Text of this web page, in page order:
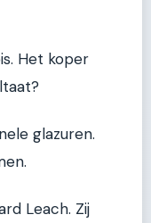
Het koper
glazuren.
Leach. Zij